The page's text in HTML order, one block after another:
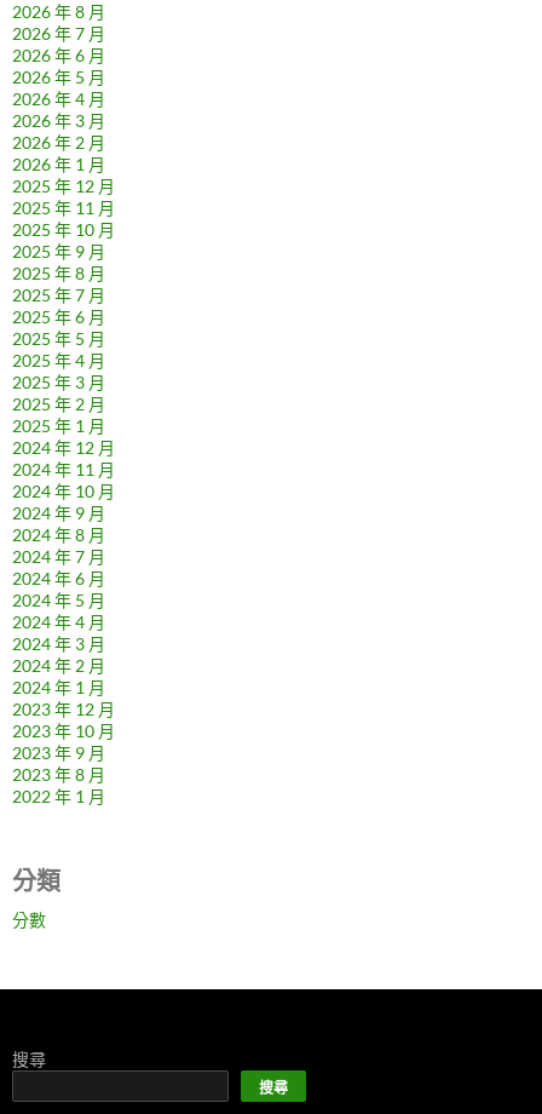
2026 年 8 月
2026 年 7 月
2026 年 6 月
2026 年 5 月
2026 年 4 月
2026 年 3 月
2026 年 2 月
2026 年 1 月
2025 年 12 月
2025 年 11 月
2025 年 10 月
2025 年 9 月
2025 年 8 月
2025 年 7 月
2025 年 6 月
2025 年 5 月
2025 年 4 月
2025 年 3 月
2025 年 2 月
2025 年 1 月
2024 年 12 月
2024 年 11 月
2024 年 10 月
2024 年 9 月
2024 年 8 月
2024 年 7 月
2024 年 6 月
2024 年 5 月
2024 年 4 月
2024 年 3 月
2024 年 2 月
2024 年 1 月
2023 年 12 月
2023 年 10 月
2023 年 9 月
2023 年 8 月
2022 年 1 月
分類
分數
搜尋
搜尋